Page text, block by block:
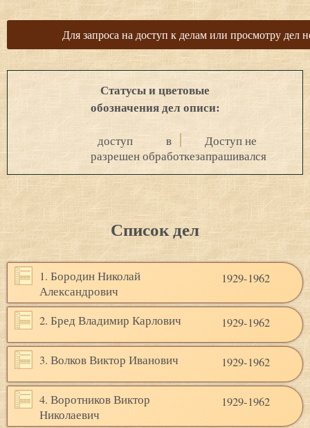
Для запроса на доступ к делам или просмотру дел
Статусы и цветовые
обозначения дел описи:
доступ
разрешен
в
обработке
Доступ не
запрашивался
Список дел
1. Бородин Николай
Александрович
1929-1962
2. Бред Владимир Карлович 1929-1962
3. Волков Виктор Иванович 1929-1962
4. Воротников Виктор
Николаевич
1929-1962